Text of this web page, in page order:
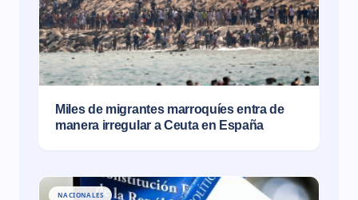
Miles de migrantes marroquíes entra de
manera irregular a Ceuta en España
NACIONALES